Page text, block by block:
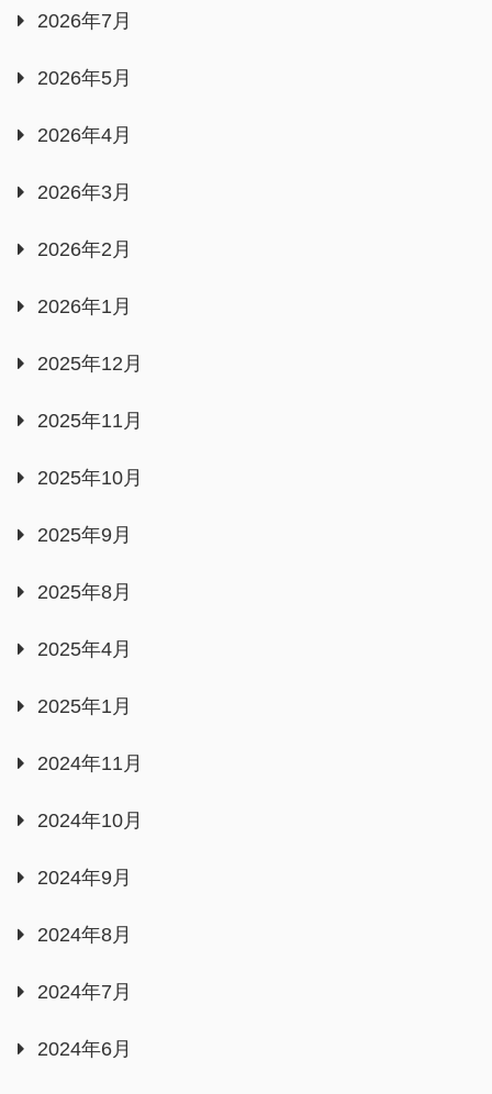
2026年7月
2026年5月
2026年4月
2026年3月
2026年2月
2026年1月
2025年12月
2025年11月
2025年10月
2025年9月
2025年8月
2025年4月
2025年1月
2024年11月
2024年10月
2024年9月
2024年8月
2024年7月
2024年6月